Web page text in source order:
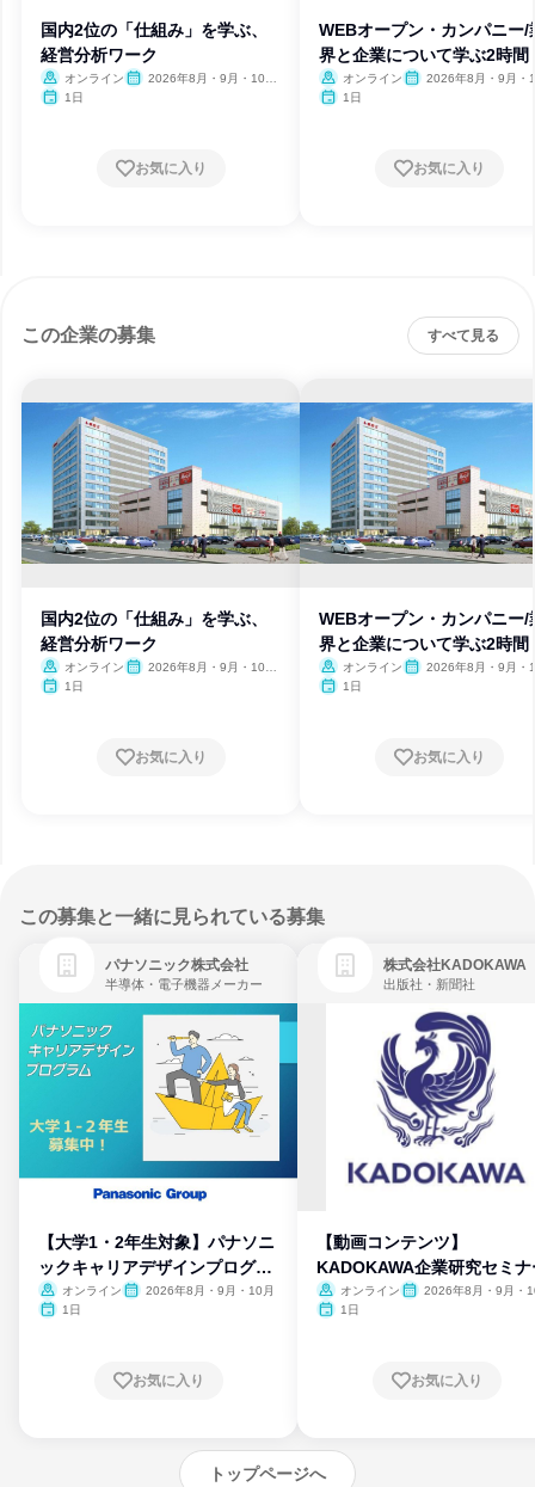
国内2位の「仕組み」を学ぶ、
経営分析ワーク
オンライン
2026年8月・9月・10
1日
お気に入り
WEBオープン・カンパニー/
界と企業について学ぶ2時間
オンライン
2026年8月・9月・
1日
お気に入り
この企業の募集 すべて見る
国内2位の「仕組み」を学ぶ、
経営分析ワーク
オンライン
2026年8月・9月・10
1日
お気に入り
WEBオープン・カンパニー/
界と企業について学ぶ2時間
オンライン
2026年8月・9月・
1日
お気に入り
この募集と一緒に見られている募集
パナソニック株式会社
半導体・電子機器メーカー
【大学1・2年生対象】パナソニ
ックキャリアデザインプログラ
ム
オンライン
2026年8月・9月・10月
1日
お気に入り
株式会社KADOKAWA
出版社・新聞社
【動画コンテンツ】
KADOKAWA企業研究セミナ
オンライン
2026年8月・9月・
1日
お気に入り
トップページへ